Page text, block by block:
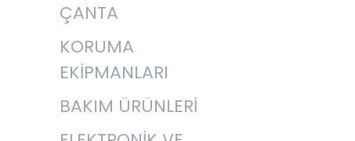
ÇANTA
KORUMA
EKİPMANLARI
BAKIM ÜRÜNLERİ